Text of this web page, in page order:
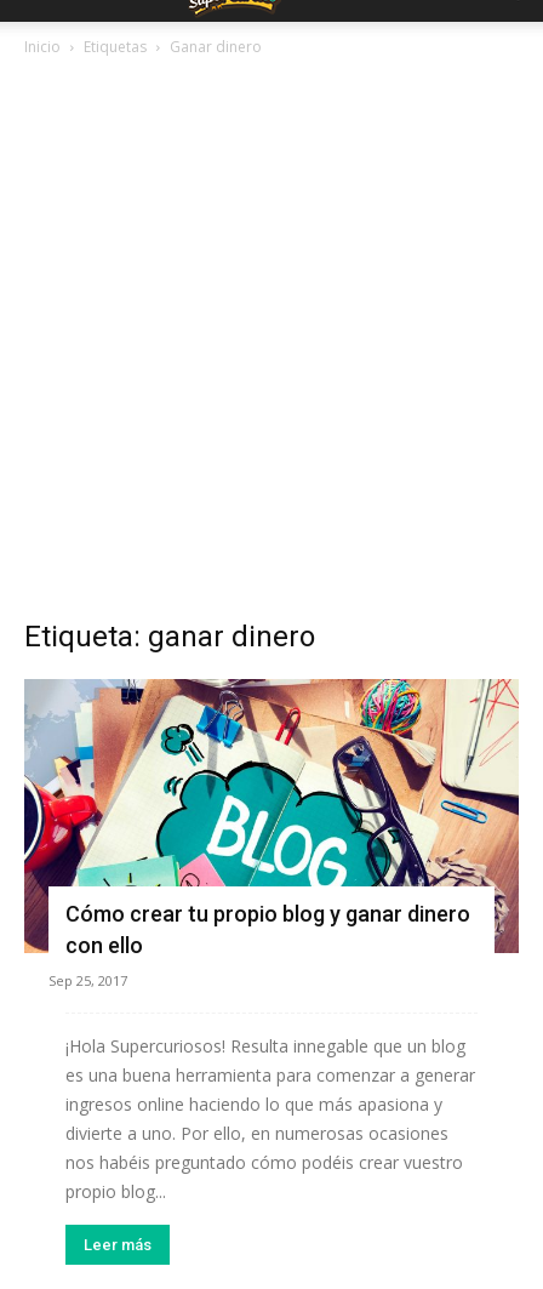
Inicio Etiquetas Ganar dinero
Etiqueta: ganar dinero
Cómo crear tu propio blog y ganar dinero
con ello
Sep 25, 2017
¡Hola Supercuriosos! Resulta innegable que un blog
es una buena herramienta para comenzar a generar
ingresos online haciendo lo que más apasiona y
divierte a uno. Por ello, en numerosas ocasiones
nos habéis preguntado cómo podéis crear vuestro
propio blog...
Leer más